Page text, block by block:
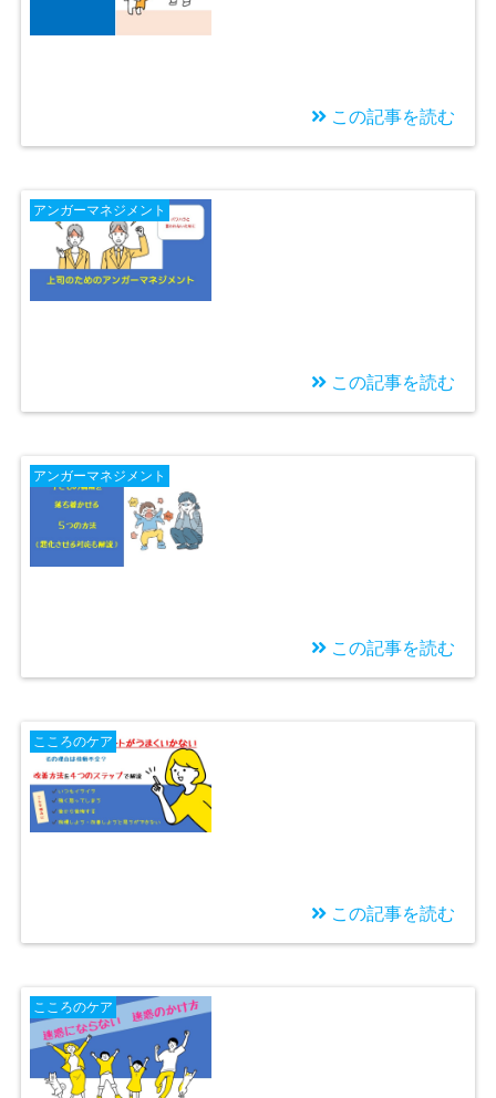
てしまった・・・怒鳴
る子育てを卒業する方
法
この記事を読む
アンガーマネジメント
ために〜上司のための
アンガーマネジメント
この記事を読む
アンガーマネジメント
とき無視はNG。イラ
イラを解消する方法と
は？
この記事を読む
こころのケア
きないのはなぜ？〜情
動不全とアンガーマネ
ージメント
この記事を読む
こころのケア